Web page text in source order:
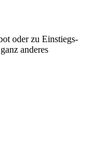
oder zu Einstiegs-
anderes